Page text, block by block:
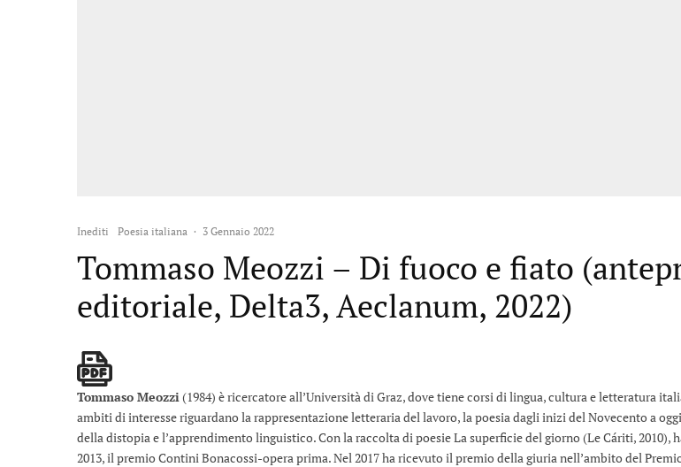
Inediti Poesia italiana · 3 Gennaio 2022
Tommaso Meozzi – Di fuoco e fiato
editoriale, Delta3, Aeclanum, 2022)
Tommaso Meozzi(1984) è ricercatore all’Università di Graz, dove tiene corsi di lingua, cultura e letteratura
ambiti di interesse riguardano la rappresentazione letteraria del lavoro, la poesia dagli inizi del Novecento a
della distopia e l’apprendimento linguistico. Con la raccolta di poesie La superficie del giorno (Le Cáriti, 2010),
2013, il premio Contini Bonacossi-opera prima. Nel 2017 ha ricevuto il premio della giuria nell’ambito del